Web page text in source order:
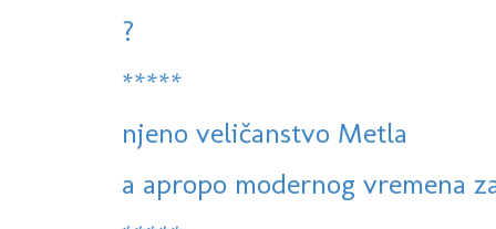
?
*****
njeno veličanstvo Metla
a apropo modernog vremena